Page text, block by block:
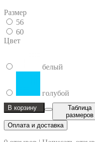
Размер
56
60
Цвет
белый
голубой
В корзину
Таблица
размеров
Оплата и доставка